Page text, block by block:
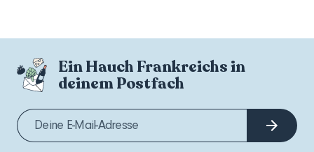
Ein Hauch Frankreichs in
deinem Postfach